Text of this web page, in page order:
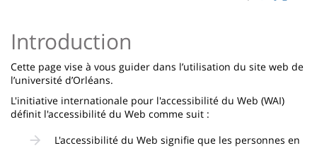
Contenu
de
la
page
principale
Introduction
Cette page vise à vous guider dans l’utilisation du site web de
l’université d’Orléans.
L'initiative internationale pour l'accessibilité du Web (WAI)
définit l'accessibilité du Web comme suit :
L'accessibilité du Web signifie que les personnes en